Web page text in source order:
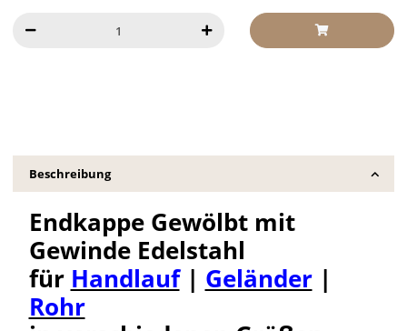
Beschreibung
Endkappe Gewölbt mit
Gewinde Edelstahl
für Handlauf| Geländer|
Rohr